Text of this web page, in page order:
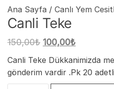
Ana Sayfa / Canlı Yem
Canli Teke
150,00₺ Orijinal
fiyat:
150,00₺.
100,00₺Şu
andaki
fiyat:
100,00₺.
Canli Teke Dükkanimizda
gönderim vardir .Pk 20